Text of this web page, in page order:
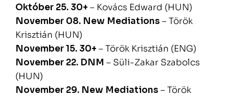
Október 25. 30+ – Kovács Edward (HUN)
November 08. New Mediations – Török
Krisztián (HUN)
November 15. 30+ – Török Krisztián (ENG)
November 22. DNM – Süli-Zakar Szabolcs
(HUN)
November 29. New Mediations – Török